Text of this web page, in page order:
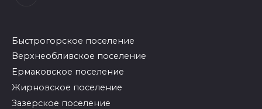
Быстрогорское поселение
Верхнеобливское поселение
Ермаковское поселение
Жирновское поселение
Зазерское поселение